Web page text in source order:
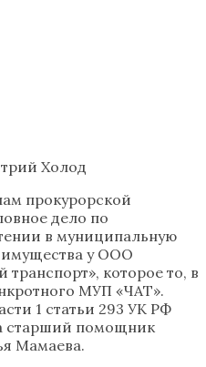
Холод
прокурорской
дело по
в муниципальную
имущества у ООО
которое то, в
МУП «ЧАТ».
1 статьи 293 УК РФ
старший помощник
Мамаева.